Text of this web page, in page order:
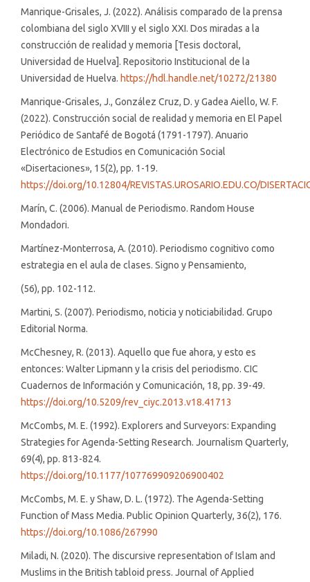
Manrique-Grisales, J. (2022). Análisis comparado de la prensa
colombiana del siglo XVIII y el siglo XXI. Dos miradas a la
construcción de realidad y memoria [Tesis doctoral,
Universidad de Huelva]. Repositorio Institucional de la
Universidad de Huelva. https://hdl.handle.net/10272/21380
Manrique-Grisales, J., González Cruz, D. y Gadea Aiello, W. F.
(2022). Construcción social de realidad y memoria en El Papel
Periódico de Santafé de Bogotá (1791-1797). Anuario
Electrónico de Estudios en Comunicación Social
«Disertaciones», 15(2), pp. 1-19.
https://doi.org/10.12804/REVISTAS.UROSARIO.EDU.CO/
Marín, C. (2006). Manual de Periodismo. Random House
Mondadori.
Martínez-Monterrosa, A. (2010). Periodismo cognitivo como
estrategia en el aula de clases. Signo y Pensamiento,
(56), pp. 102-112.
Martini, S. (2007). Periodismo, noticia y noticiabilidad. Grupo
Editorial Norma.
McChesney, R. (2013). Aquello que fue ahora, y esto es
entonces: Walter Lipmann y la crisis del periodismo. CIC
Cuadernos de Información y Comunicación, 18, pp. 39-49.
https://doi.org/10.5209/rev_ciyc.2013.v18.41713
McCombs, M. E. (1992). Explorers and Surveyors: Expanding
Strategies for Agenda-Setting Research. Journalism Quarterly,
69(4), pp. 813-824.
https://doi.org/10.1177/107769909206900402
McCombs, M. E. y Shaw, D. L. (1972). The Agenda-Setting
Function of Mass Media. Public Opinion Quarterly, 36(2), 176.
https://doi.org/10.1086/267990
Miladi, N. (2020). The discursive representation of Islam and
Muslims in the British tabloid press. Journal of Applied